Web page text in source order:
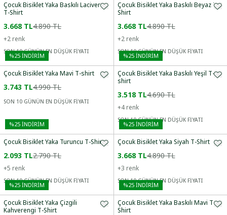
Çocuk Bisiklet Yaka Baskılı Lacivert
T-Shirt
3.668 TL4.890 TL
+2 renk
SON 10 GÜNÜN EN DÜŞÜK FİYATI
Çocuk Bisiklet Yaka Baskılı Beyaz T-
Shirt
3.668 TL4.890 TL
+2 renk
SON 10 GÜNÜN EN DÜŞÜK FİYATI
%25 İNDİRİM
Çocuk Bisiklet Yaka Mavi T-shirt
3.743 TL4.990 TL
SON 10 GÜNÜN EN DÜŞÜK FİYATI
%25İNDİRİM
Çocuk Bisiklet Yaka Baskılı Yeşil T-
shirt
3.518 TL4.690 TL
+4 renk
SON 10 GÜNÜN EN DÜŞÜK FİYATI
%25 İNDİRİM
Çocuk Bisiklet Yaka Turuncu T-Shirt
2.093 TL2.790 TL
+5 renk
SON 10 GÜNÜN EN DÜŞÜK FİYATI
%25İNDİRİM
Çocuk Bisiklet Yaka Siyah T-Shirt
3.668 TL4.890 TL
+3 renk
SON 10 GÜNÜN EN DÜŞÜK FİYATI
%25 İNDİRİM
Çocuk Bisiklet Yaka Çizgili
Kahverengi T-Shirt
%25İNDİRİM
Çocuk Bisiklet Yaka Baskılı Mavi T-
Shirt